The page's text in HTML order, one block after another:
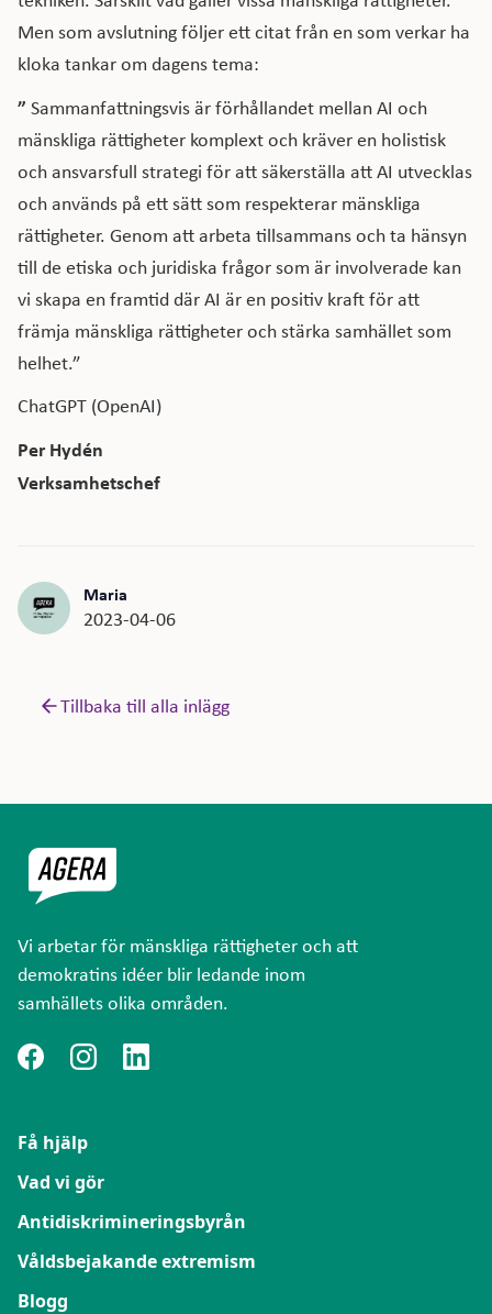
Men som avslutning följer ett citat från en som verkar ha
kloka tankar om dagens tema:
” Sammanfattningsvis är förhållandet mellan AI och
mänskliga rättigheter komplext och kräver en holistisk
och ansvarsfull strategi för att säkerställa att AI utvecklas
och används på ett sätt som respekterar mänskliga
rättigheter. Genom att arbeta tillsammans och ta hänsyn
till de etiska och juridiska frågor som är involverade kan
vi skapa en framtid där AI är en positiv kraft för att
främja mänskliga rättigheter och stärka samhället som
helhet.”
ChatGPT (OpenAI)
Per Hydén
Verksamhetschef
Maria
2023-04-06
Tillbaka till alla inlägg
Vi arbetar för mänskliga rättigheter och att
demokratins idéer blir ledande inom
samhällets olika områden.
Få hjälp
Vad vi gör
Antidiskrimineringsbyrån
Våldsbejakande extremism
Blogg